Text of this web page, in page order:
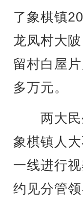
了象棋镇
龙凤村大
留村白屋
多万元。
两大民
象棋镇人
一线进行
约见分管